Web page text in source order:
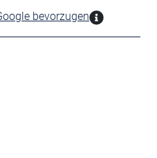
bevorzugen